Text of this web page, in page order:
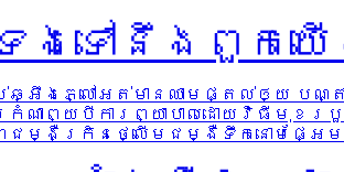
ទងទៅនឹងពួកយ
ឆ្អឹងភ្លៅអត់មានឈាមផ្តល់ឲ្យ បណ្ត
កំណាព្យបី ការព្យាបាលដោយវិធីមុខ
ជម្ងឺក្រិនថ្លើម ជម្ងឺទឹកនោមផ្អែម